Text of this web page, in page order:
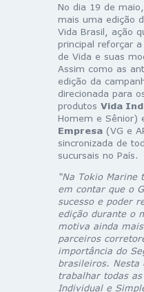
No dia 19 de
mais uma edição
Vida Brasil, ação
principal reforçar
de Vida e suas
Assim como as
edição da
direcionada para
produtos Vida
Homem e Sênior)
Empresa (VG e
sincronizada de
sucursais no País.
“Na Tokio Marine
em contar que o
sucesso e poder
edição durante o
motiva ainda
parceiros
importância do
brasileiros. Nesta
trabalhar todas
Individual e